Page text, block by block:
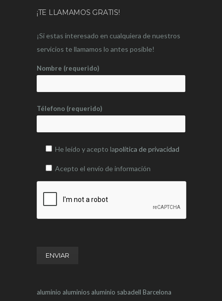
¡TE LLAMAMOS GRATIS!
¡Si estas interesado en cualquiera de nuestros
servicios te llamamos lo antes posible!
Nombre (requerido)
Télefono (requerido)
He leído y acepto lapolítica de privacidad
Acepto el envío de información
aluminio aluminios aluminio sabadell Barcelona